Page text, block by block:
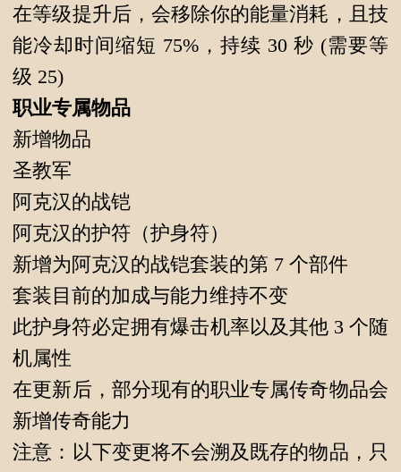
在等级提升后，会移除你的能量消耗，且技
能冷却时间缩短 75%，持续 30 秒 (需要等
级 25)
职业专属物品
新增物品
圣教军
阿克汉的战铠
阿克汉的护符（护身符）
新增为阿克汉的战铠套装的第 7 个部件
套装目前的加成与能力维持不变
此护身符必定拥有爆击机率以及其他 3 个随
机属性
在更新后，部分现有的职业专属传奇物品会
新增传奇能力
注意：以下变更将不会溯及既存的物品，只